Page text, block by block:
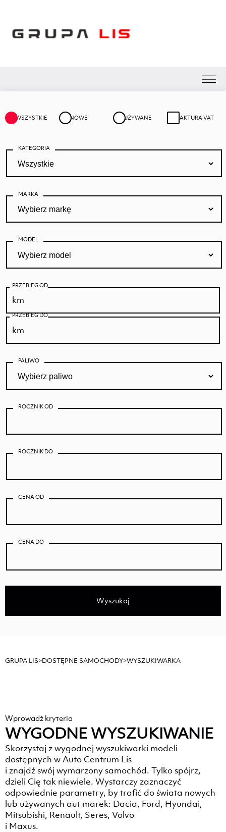
WSZYSTKIE NOWE UŻYWANE FAKTURA VAT
KATEGORIA
MARKA
MODEL
PRZEBIEG OD
PRZEBIEG DO
PALIWO
ROCZNIK OD
ROCZNIK DO
CENA OD
CENA DO
Wyszukaj
GRUPA LIS>DOSTĘPNE SAMOCHODY>WYSZUKIWARKA
Wprowadź kryteria
WYGODNE WYSZUKIWANIE
Skorzystaj z wygodnej wyszukiwarki modeli
dostępnych w Auto Centrum Lis
i znajdź swój wymarzony samochód. Tylko spójrz,
dzieli Cię tak niewiele. Wystarczy zaznaczyć
odpowiednie parametry, by trafić do świata nowych
lub używanych aut marek: Dacia, Ford, Hyundai,
Mitsubishi, Renault, Seres, Volvo
i Maxus.